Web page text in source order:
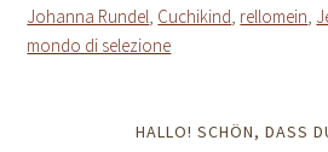
Johanna Rundel Cuchikind rellomein
mondo di selezione
HALLO! SCHÖN, DASS